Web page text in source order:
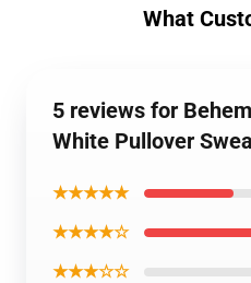
What
5 reviews for
White Pullover
★★★★★
★★★★☆
★★★☆☆